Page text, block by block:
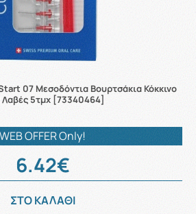
07 Μεσοδόντια Βουρτσάκια Κόκκινο
5τμχ [73340464]
WEB OFFER Only!
6.42€
ΣΤΟ ΚΑΛΑΘΙ